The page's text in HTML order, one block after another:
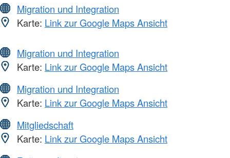
Migration und Integration
Karte: Link zur Google Maps Ansicht
Migration und Integration
Karte: Link zur Google Maps Ansicht
Migration und Integration
Karte: Link zur Google Maps Ansicht
Mitgliedschaft
Karte: Link zur Google Maps Ansicht